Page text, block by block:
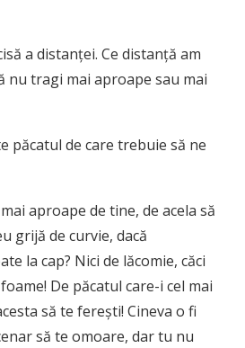
a distanţei. Ce distanţă am
nu tragi mai aproape sau mai
păcatul de care trebuie să ne
aproape de tine, de acela să
grijă de curvie, dacă
la cap? Nici de lăcomie, căci
De păcatul care-i cel mai
să te fereşti! Cineva o fi
să te omoare, dar tu nu